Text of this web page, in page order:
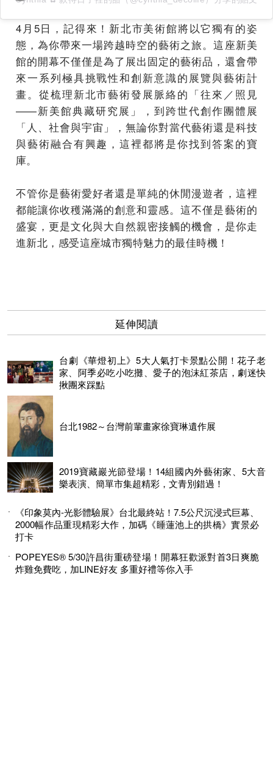
4月5日，記得來！新北市美術館將以它獨有的姿
態，為你帶來一場跨越時空的藝術之旅。這座新美
館的開幕不僅僅是為了展出固定的藝術品，還會帶
來一系列極具挑戰性和創新意識的展覽與藝術計
畫。從梳理新北市藝術發展脈絡的「往來／照見
——新美館典藏研究展」，到跨世代創作團體展
「人、社會與宇宙」，無論你對當代藝術還是科技
與藝術融合有興趣，這裡都將是你找到答案的寶
庫。
不管你是藝術愛好者還是單純的休閒漫遊者，這裡
都能讓你收穫滿滿的創意和靈感。這不僅是藝術的
盛宴，更是文化與大自然親密接觸的機會，是你走
進新北，感受這座城市獨特魅力的最佳時機！
延伸閱讀
台劇《華燈初上》5大人氣打卡景點公開！花子老
家、阿季必吃小吃攤、愛子的泡沫紅茶店，劇迷快
揪團來踩點
台北1982～台灣前輩畫家徐寶琳遺作展
2019寶藏巖光節登場！14組國內外藝術家、5大音
樂表演、簡單市集超精彩，文青別錯過！
《印象莫內-光影體驗展》台北最終站！7.5公尺沉浸式巨幕、
2000幅作品重現精彩大作，加碼《睡蓮池上的拱橋》實景必
打卡
POPEYES® 5/30許昌街重磅登場！開幕狂歡派對首3日爽脆
炸雞免費吃，加LINE好友 多重好禮等你入手